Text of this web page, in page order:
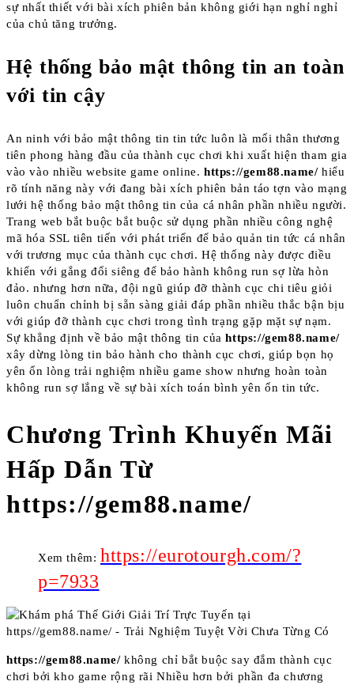
sự nhất thiết với bài xích phiên bản không giới hạn nghỉ nghỉ
của chủ tăng trưởng.
Hệ thống bảo mật thông tin an toàn
với tin cậy
An ninh với bảo mật thông tin tin tức luôn là mối thân thương
tiên phong hàng đầu của thành cục chơi khi xuất hiện tham gia
vào vào nhiều website game online.https://gem88.name/hiểu
rõ tính năng này với đang bài xích phiên bản táo tợn vào mạng
lưới hệ thống bảo mật thông tin của cá nhân phần nhiều người.
Trang web bắt buộc bắt buộc sử dụng phần nhiều công nghệ
mã hóa SSL tiên tiến với phát triển để bảo quản tin tức cá nhân
với trương mục của thành cục chơi. Hệ thống này được điều
khiển với gắng đổi siêng để bảo hành không run sợ lừa hòn
đảo. nhưng hơn nữa, đội ngũ giúp đỡ thành cục chi tiêu giỏi
luôn chuẩn chỉnh bị sẵn sàng giải đáp phần nhiều thắc bận bịu
với giúp đỡ thành cục chơi trong tình trạng gặp mặt sự nạm.
Sự khẳng định về bảo mật thông tin củahttps://gem88.name/
xây dừng lòng tin bảo hành cho thành cục chơi, giúp bọn họ
yên ổn lòng trải nghiệm nhiều game show nhưng hoàn toàn
không run sợ lắng về sự bài xích toán bình yên ổn tin tức.
Chương Trình Khuyến Mãi
Hấp Dẫn Từ
https://gem88.name/
Xem thêm: https://eurotourgh.com/?
p=7933
https://gem88.name/không chỉ bắt buộc say đắm thành cục
chơi bởi kho game rộng rãi Nhiều hơn bởi phần đa chương